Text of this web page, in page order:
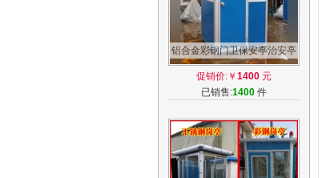
铝合金彩钢门卫保安亭治安亭
岗亭阳光房铝合金保安亭给奖
50
促销价:￥ 1400 元
已销售:1400 件